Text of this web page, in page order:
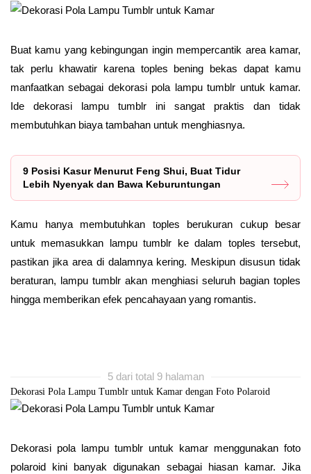
Buat kamu yang kebingungan ingin mempercantik area kamar,
tak perlu khawatir karena toples bening bekas dapat kamu
manfaatkan sebagai dekorasi pola lampu tumblr untuk kamar.
Ide dekorasi lampu tumblr ini sangat praktis dan tidak
membutuhkan biaya tambahan untuk menghiasnya.
9 Posisi Kasur Menurut Feng Shui, Buat Tidur
Lebih Nyenyak dan Bawa Keburuntungan
Kamu hanya membutuhkan toples berukuran cukup besar
untuk memasukkan lampu tumblr ke dalam toples tersebut,
pastikan jika area di dalamnya kering. Meskipun disusun tidak
beraturan, lampu tumblr akan menghiasi seluruh bagian toples
hingga memberikan efek pencahayaan yang romantis.
5 dari total 9 halaman
Dekorasi Pola Lampu Tumblr untuk Kamar dengan Foto Polaroid
Dekorasi pola lampu tumblr untuk kamar menggunakan foto
polaroid kini banyak digunakan sebagai hiasan kamar. Jika